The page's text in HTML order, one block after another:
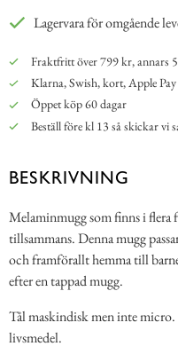
Lagervara för omgående
Fraktfritt över 799 kr, annars
Klarna, Swish, kort, Apple
Öppet köp 60 dagar
Beställ före kl 13 så skickar vi
BESKRIVNING
Melaminmugg som finns i flera
tillsammans. Denna mugg
och framförallt hemma till
efter en tappad mugg.
Tål maskindisk men inte
livsmedel.